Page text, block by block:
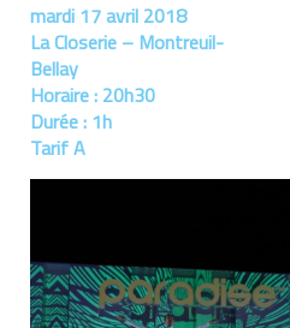
mardi 17 avril 2018
La Closerie – Montreuil-
Bellay
Horaire : 20h30
Durée : 1h
Tarif A